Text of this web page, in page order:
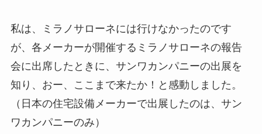
私は、ミラノサローネには行けなかったのです
が、各メーカーが開催するミラノサローネの報告
会に出席したときに、サンワカンパニーの出展を
知り、おー、ここまで来たか！と感動しました。
（日本の住宅設備メーカーで出展したのは、サン
ワカンパニーのみ）